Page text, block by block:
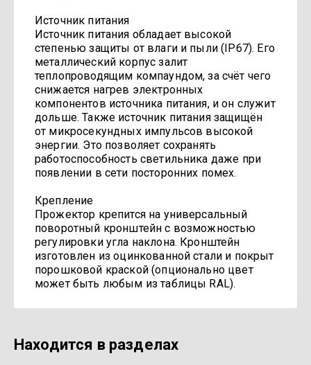
Источник питания
Источник питания обладает высокой
степенью защиты от влаги и пыли (IP67). Его
металлический корпус залит
теплопроводящим компаундом, за счёт чего
снижается нагрев электронных
компонентов источника питания, и он служит
дольше. Также источник питания защищён
от микросекундных импульсов высокой
энергии. Это позволяет сохранять
работоспособность светильника даже при
появлении в сети посторонних помех.
Крепление
Прожектор крепится на универсальный
поворотный кронштейн с возможностью
регулировки угла наклона. Кронштейн
изготовлен из оцинкованной стали и покрыт
порошковой краской (опционально цвет
может быть любым из таблицы RAL).
Находится в разделах